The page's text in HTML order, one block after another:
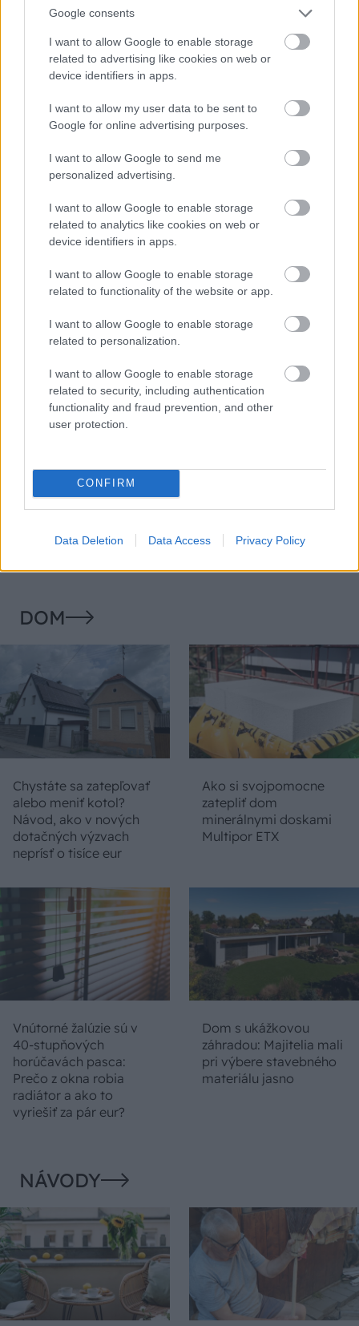
Google consents
I want to allow Google to enable storage
related to advertising like cookies on web or
device identifiers in apps.
I want to allow my user data to be sent to
Google for online advertising purposes.
I want to allow Google to send me
personalized advertising.
I want to allow Google to enable storage
related to analytics like cookies on web or
device identifiers in apps.
I want to allow Google to enable storage
related to functionality of the website or app.
I want to allow Google to enable storage
related to personalization.
I want to allow Google to enable storage
related to security, including authentication
functionality and fraud prevention, and other
user protection.
CONFIRM
Data Deletion Data Access Privacy Policy
CHALUPA
Na Morave prerobila
starú chalupu na
vojdete dnu, zabudnete,
že nie ste v Toskánsku
S motorovou pílou sa
Čičmanoch si postavil
montovaný domček v
Temné stránky chalúp:
10 najčastejších
vás môžu nepríjemne
prekvapiť
1654 sa nevidí každý
deň!
DOM
Chystáte sa zatepľovať
alebo meniť kotol?
Návod, ako v nových
dotačných výzvach
neprísť o tisíce eur
Ako si svojpomocne
zatepliť dom
minerálnymi doskami
Multipor ETX
Vnútorné žalúzie sú v
40-stupňových
horúčavách pasca:
Prečo z okna robia
radiátor a ako to
vyriešiť za pár eur?
Dom s ukážkovou
záhradou: Majitelia mali
pri výbere stavebného
materiálu jasno
NÁVODY